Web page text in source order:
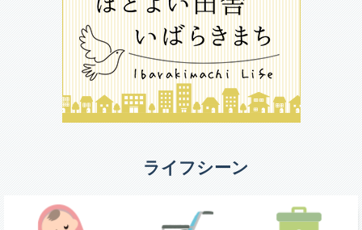
ライフシーン